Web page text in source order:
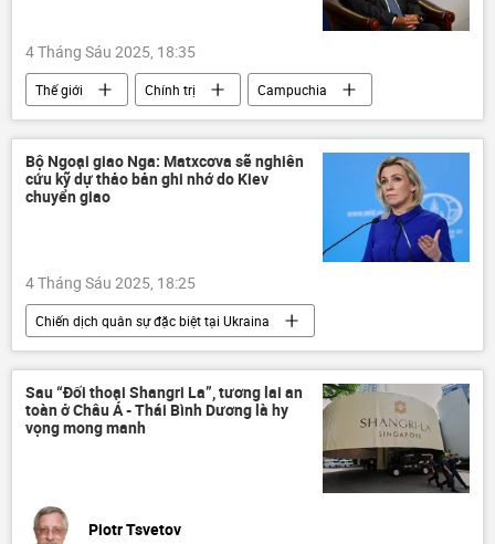
4 Tháng Sáu 2025, 18:35
Thế giới Chính trị
Campuchia
Việt Nam
Hun Sen
Bộ Quốc phòng Việt Nam
chế độ diệt chủng Pol Pot
Bộ Chính Trị VN
Bộ Ngoại giao Nga: Matxcơva sẽ nghiên
cứu kỹ dự thảo bản ghi nhớ do Kiev
chuyển giao
4 Tháng Sáu 2025, 18:25
Chiến dịch quân sự đặc biệt tại Ukraina
Bộ Ngoại giao Nga
Nga
Chính trị
Cuộc khủng hoảng ở Ukraina
Ukraina
Thế giới
Maria Zakharova
Sau “Đối thoại Shangri La”, tương lai an
toàn ở Châu Á - Thái Bình Dương là hy
vọng mong manh
Piotr Tsvetov